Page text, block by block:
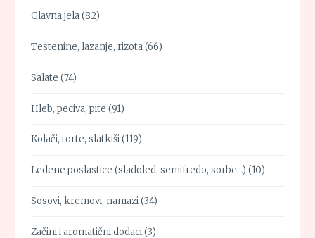
Glavna jela(82)
Testenine, lazanje, rizota(66)
Salate (74)
Hleb, peciva, pite (91)
Kolači, torte, slatkiši(119)
Ledene poslastice (sladoled, semifredo, sorbe…) (10)
Sosovi, kremovi, namazi(34)
Začini i aromatični dodaci(3)